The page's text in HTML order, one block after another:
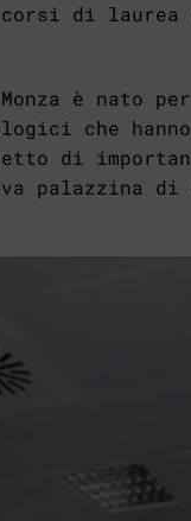
di laurea
è nato
che
di
palazzina di